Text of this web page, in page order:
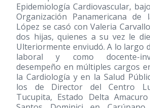
Epidemiología Cardiovascular,
Organización Panamericana de
López se casó con Valeria
dos hijas, quienes a su vez le
Ulteriormente enviudó. A lo largo
laboral y como docente-
desempeño en múltiples cargos
la Cardiología y en la Salud
los de Director del Centro
Tucupita, Estado Delta